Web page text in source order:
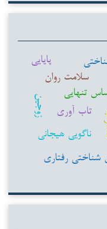
شناختی رفتاری
ناگویی هیجانی
تنهایی
زوجین تاب آوری
سلامت روان
پایایی